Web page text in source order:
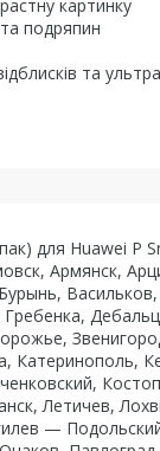
картинку
подряпин
та
для Huawei
Армянск,
Катеринополь,
Летичев,
—